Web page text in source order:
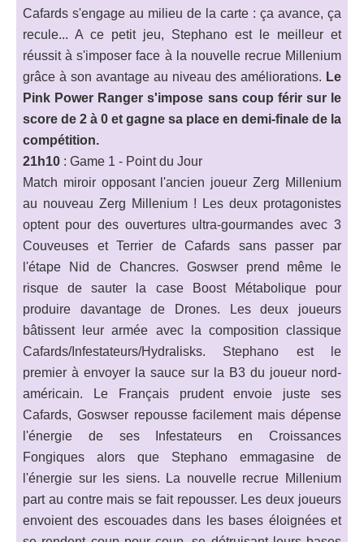
Cafards s'engage au milieu de la carte : ça avance, ça
recule... A ce petit jeu, Stephano est le meilleur et
réussit à s'imposer face à la nouvelle recrue Millenium
grâce à son avantage au niveau des améliorations. Le
Pink Power Ranger s'impose sans coup férir sur le
score de 2 à 0 et gagne sa place en demi-finale de la
compétition.
21h10 : Game 1 - Point du Jour
Match miroir opposant l'ancien joueur Zerg Millenium
au nouveau Zerg Millenium ! Les deux protagonistes
optent pour des ouvertures ultra-gourmandes avec 3
Couveuses et Terrier de Cafards sans passer par
l'étape Nid de Chancres. Goswser prend même le
risque de sauter la case Boost Métabolique pour
produire davantage de Drones. Les deux joueurs
bâtissent leur armée avec la composition classique
Cafards/Infestateurs/Hydralisks. Stephano est le
premier à envoyer la sauce sur la B3 du joueur nord-
américain. Le Français prudent envoie juste ses
Cafards, Goswser repousse facilement mais dépense
l'énergie de ses Infestateurs en Croissances
Fongiques alors que Stephano emmagasine de
l'énergie sur les siens. La nouvelle recrue Millenium
part au contre mais se fait repousser. Les deux joueurs
envoient des escouades dans les bases éloignées et